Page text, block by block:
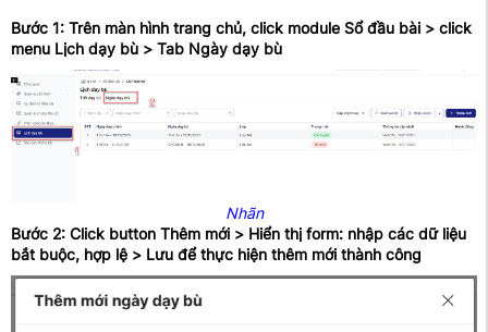
Bước 1: Trên màn hình trang chủ, click module Sổ đầu bài > click
menu Lịch dạy bù > Tab Ngày dạy bù
Nhãn
Bước 2: Click button Thêm mới > Hiển thị form: nhập các dữ liệu
bắt buộc, hợp lệ > Lưu để thực hiện thêm mới thành công